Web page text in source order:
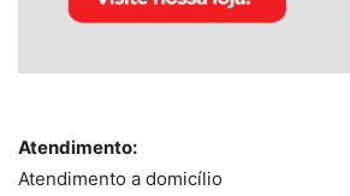
Atendimento:
Atendimento a domicílio